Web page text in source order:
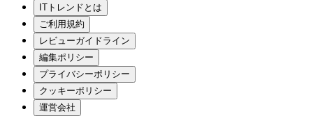
ITトレンドとは
ご利用規約
レビューガイドライン
編集ポリシー
プライバシーポリシー
クッキーポリシー
運営会社